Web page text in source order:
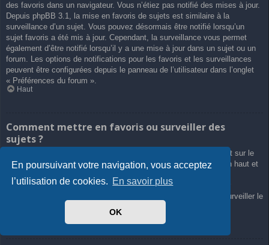
En poursuivant votre navigation, vous acceptez
l’utilisation de cookies. En savoir plus
OK
des favoris dans un navigateur. Vous n’étiez pas notifié des mises à jour.
Depuis phpBB 3.1, la mise en favoris de sujets est similaire à la
surveillance d’un sujet. Vous pouvez désormais être notifié lorsqu’un
sujet favoris a été mis à jour. Cependant, la surveillance vous permet
également d’être notifié lorsqu’il y a une mise à jour dans un sujet ou un
forum. Les options de notifications pour les favoris et les surveillances
peuvent être configurées depuis le panneau de l’utilisateur dans l’onglet
« Préférences du forum ».
Haut
Comment mettre en favoris ou surveiller des
sujets ?
Vous pouvez ajouter aux favoris ou surveiller un sujet en cliquant sur le
lien approprié dans le menu « Outils de sujet », souvent placé en haut et
Répondre à un sujet en cochant la case du formulaire « M’avertir
lorsqu’une réponse est postée » vous permettra également de surveiller le